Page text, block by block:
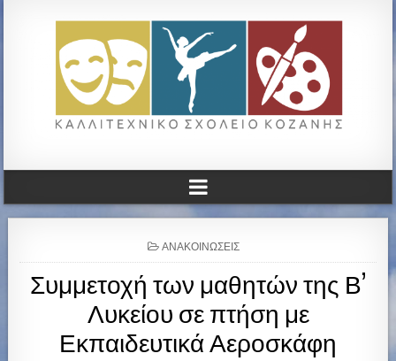
ΚΑΛΛΙΤΕΧΝΙΚΟ ΓΥΜΝΑΣΙΟ
ΚΟΖΑΝΗΣ
P
O
T
D
I
N
ΑΝΑΚΟΙΝΏΣΕΙΣ
Συμμετοχή των μαθητών της Β’
Λυκείου σε πτήση με
Εκπαιδευτικά Αεροσκάφη